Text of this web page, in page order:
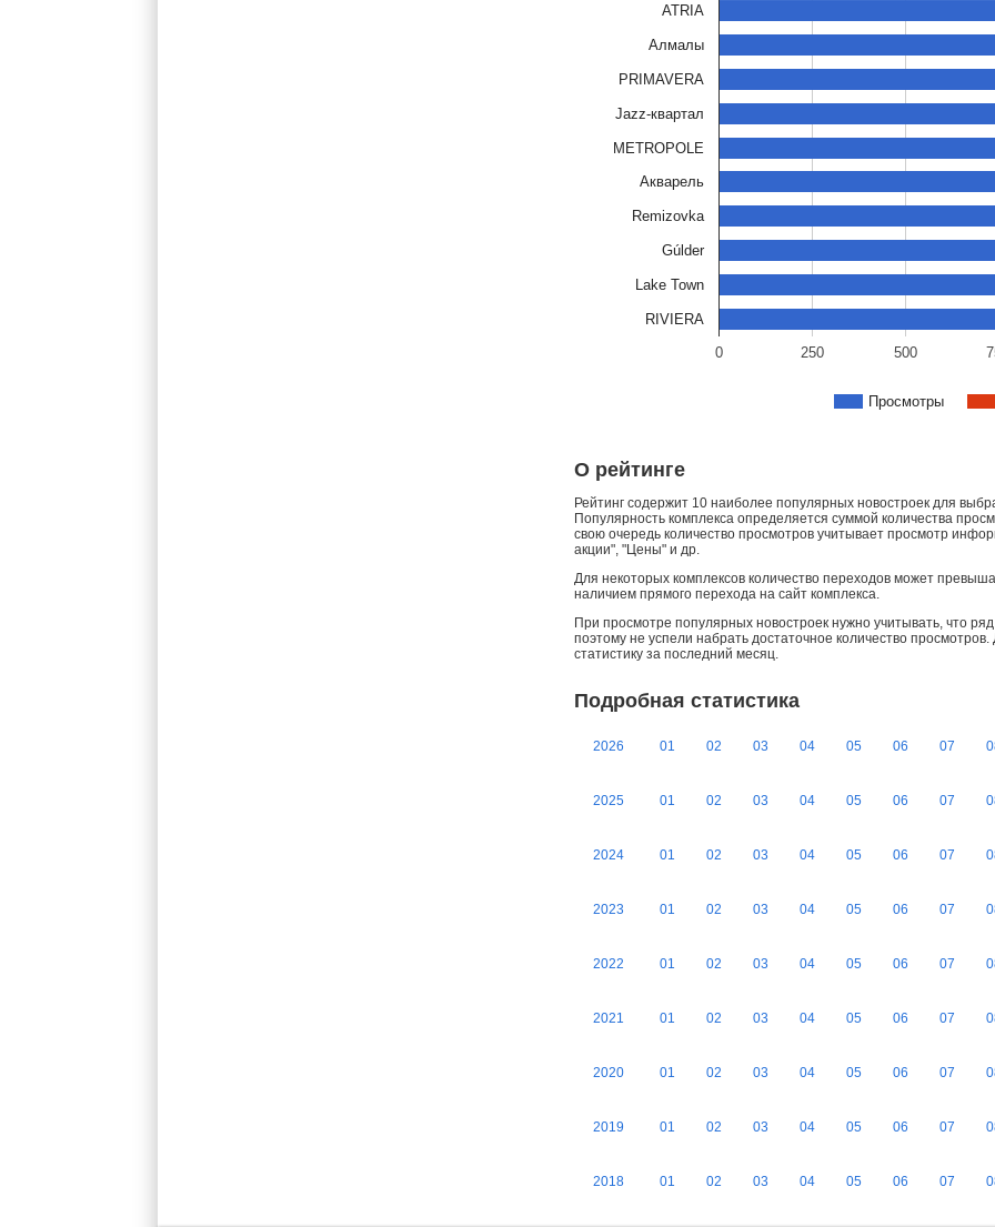
Просмотры
0 250 500
ATRIA
Алмалы
PRIMAVERA
Jazz-квартал
METROPOLE
Акварель
Remizovka
Gúlder
Lake Town
RIVIERA
О рейтинге
Рейтинг содержит 10 наиболее популярных новостроек для
Популярность комплекса определяется суммой количества
свою очередь количество просмотров учитывает просмотр
акции", "Цены" и др.
Для некоторых комплексов количество переходов может
наличием прямого перехода на сайт комплекса.
При просмотре популярных новостроек нужно учитывать, что
поэтому не успели набрать достаточное количество
статистику за последний месяц.
Подробная статистика
2026 01 02 03 04 05 06 07
2025 01 02 03 04 05 06 07
2024 01 02 03 04 05 06 07
2023 01 02 03 04 05 06 07
2022 01 02 03 04 05 06 07
2021 01 02 03 04 05 06 07
2020 01 02 03 04 05 06 07
2019 01 02 03 04 05 06 07
2018 01 02 03 04 05 06 07